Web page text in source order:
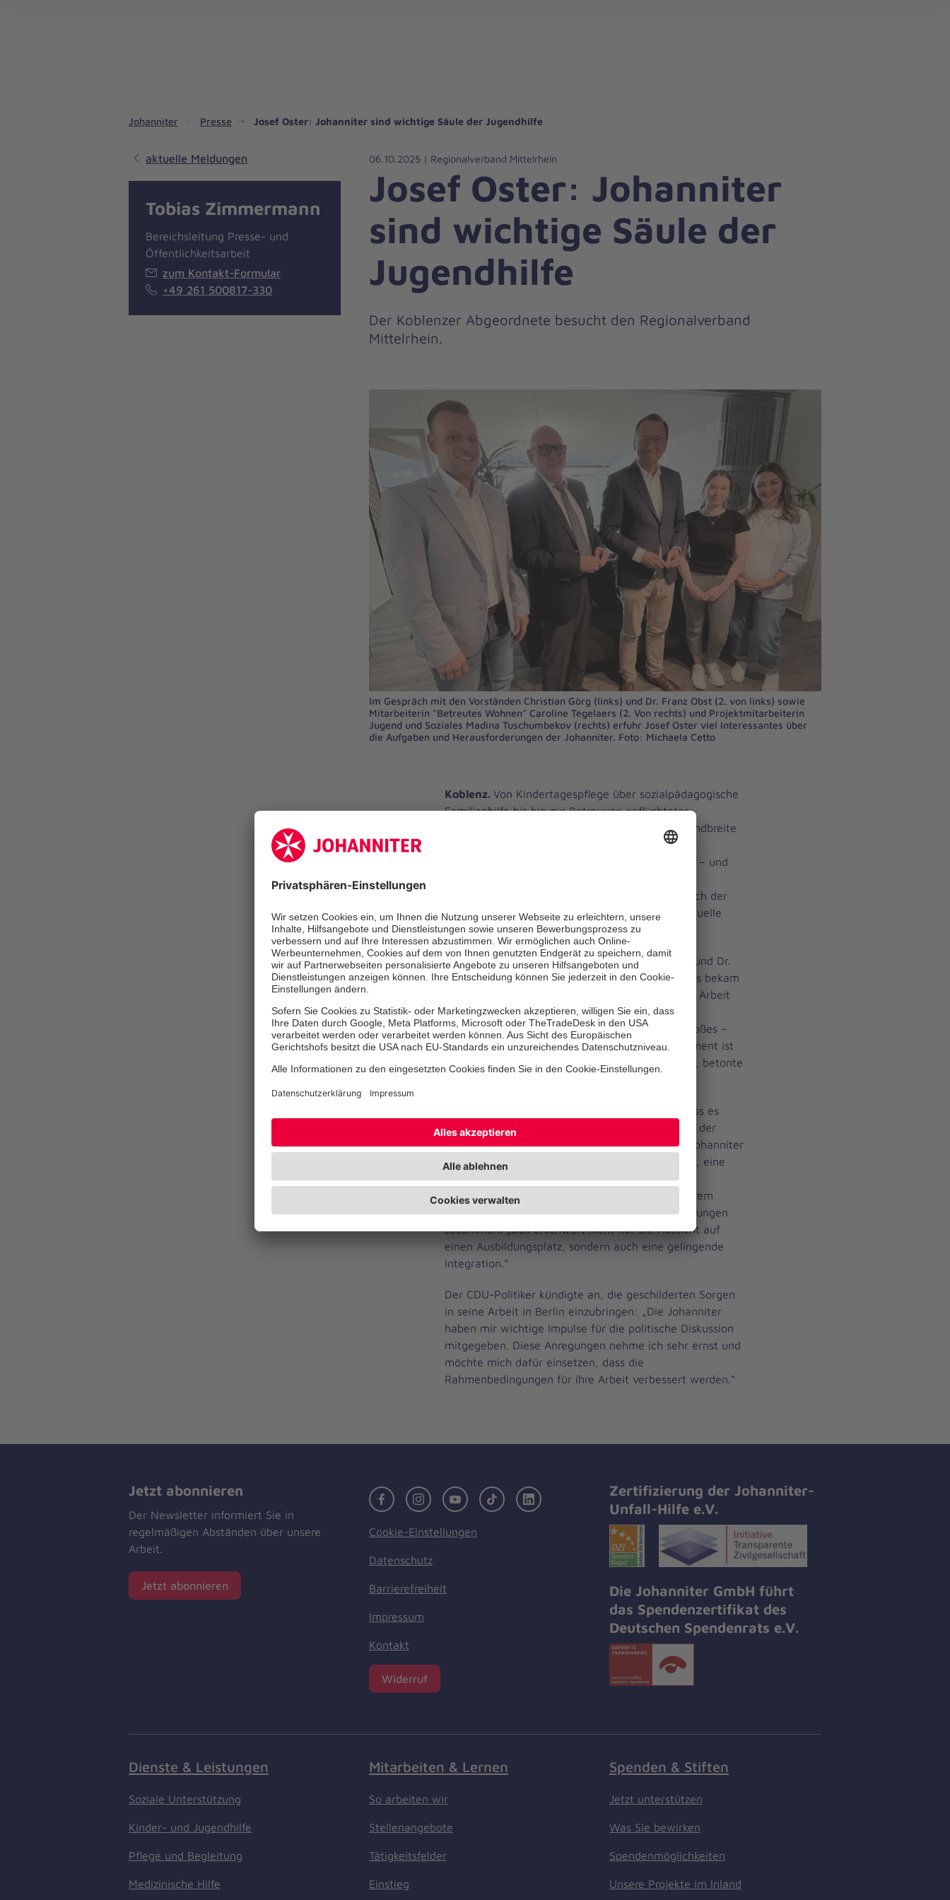
Johanniter Presse Josef Oster: Johanniter sind wichtige Säule der Jugendhilfe
06.10.2025 | Regionalverband Mittelrhein
Josef Oster: Johanniter
sind wichtige Säule der
Jugendhilfe
Der Koblenzer Abgeordnete besucht den Regionalverband
Mittelrhein.
Im Gespräch mit den Vorständen Christian Görg (links) und Dr. Franz Obst (2. von links) sowie
Mitarbeiterin "Betreutes Wohnen" Caroline Tegelaers (2. Von rechts) und Projektmitarbeiterin
Jugend und Soziales Madina Tuschumbekov (rechts) erfuhr Josef Oster viel Interessantes über
die Aufgaben und Herausforderungen der Johanniter. Foto: Michaela Cetto
Koblenz. Von Kindertagespflege über sozialpädagogische
Familienhilfe bis hin zur Betreuung geflüchteter
Jugendlicher und zur ambulanten Pflege: Die Bandbreite
Regionalverbandes Mittelrhein ist beeindruckend – und
Regionalgeschäftsstelle in Koblenz informierte sich der
Bundestagsabgeordnete Josef Oster über die aktuelle
Situation.
Im Gespräch mit den Vorständen Christian Görg und Dr.
Franz Obst sowie weiteren Mitgliedern des Teams bekam
Oster einen umfassenden Einblick in die tägliche Arbeit
der Hilfsorganisation. „Die Mitarbeiterinnen und
Mitarbeiter der Johanniter leisten Tag für Tag Großes –
und das mit spürbarem Herzblut. Dieses Engagement ist
für Koblenz und die ganze Region unverzichtbar“, betonte
Allerdings wurde im Austausch auch deutlich, dass es
zahlreiche Herausforderungen gibt. Vor allem bei der
Betreuung geflüchteter Jugendlicher sehen die Johanniter
akuten Handlungsbedarf. „Zu wenig Sprachkurse, eine
angespannte Wohnsituation und eine lähmende
Bürokratie machen es den jungen Menschen extrem
schwer, Fuß zu fassen“, fasste Oster die Schilderungen
zusammen. „Das erschwert nicht nur die Aussicht auf
einen Ausbildungsplatz, sondern auch eine gelingende
Integration.“
Der CDU-Politiker kündigte an, die geschilderten Sorgen
in seine Arbeit in Berlin einzubringen: „Die Johanniter
haben mir wichtige Impulse für die politische Diskussion
mitgegeben. Diese Anregungen nehme ich sehr ernst und
möchte mich dafür einsetzen, dass die
Rahmenbedingungen für ihre Arbeit verbessert werden.“
aktuelle Meldungen
Tobias Zimmermann
Bereichsleitung Presse- und
Öffentlichkeitsarbeit
zum Kontakt-Formular
+49 261 500817-330
Jetzt abonnieren
Der Newsletter informiert Sie in
regelmäßigen Abständen über unsere
Arbeit.
Jetzt abonnieren
FacebookInstagramYoutubeTikTok LinkedIn
Cookie-Einstellungen
Datenschutz
Barrierefreiheit
Impressum
Kontakt
Widerruf
Zertifizierung der Johanniter-
Unfall-Hilfe e.V.
Die Johanniter GmbH führt
das Spendenzertifikat des
Deutschen Spendenrats e.V.
Dienste & Leistungen
Soziale Unterstützung
Kinder- und Jugendhilfe
Pflege und Begleitung
Medizinische Hilfe
Mitarbeiten & Lernen
So arbeiten wir
Stellenangebote
Tätigkeitsfelder
Einstieg
Spenden & Stiften
Jetzt unterstützen
Was Sie bewirken
Spendenmöglichkeiten
Unsere Projekte im Inland